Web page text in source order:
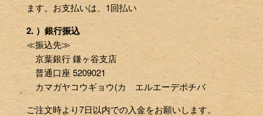
ます。お支払いは、1回払い
2. ）銀行振込
≪振込先≫
京葉銀行 鎌ヶ谷支店
普通口座 5209021
カマガヤコウギョウ(カ エルエーデポチバ
ご注文時より7日以内での入金をお願いします。